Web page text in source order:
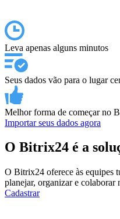
Leva apenas alguns minutos
Seus dados vão para o lugar
Melhor forma de começar no
Importar seus dados agora
O Bitrix24 é a
O Bitrix24 oferece às equipes
planejar, organizar e colaborar
Cadastrar